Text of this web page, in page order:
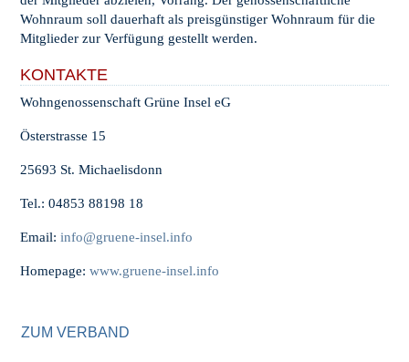
Wohnraum soll dauerhaft als preisgünstiger Wohnraum für die
Mitglieder zur Verfügung gestellt werden.
KONTAKTE
Wohngenossenschaft Grüne Insel eG
Österstrasse 15
25693 St. Michaelisdonn
Tel.: 04853 88198 18
Email:info@gruene-insel.info
Homepage:www.gruene-insel.info
ZUM VERBAND